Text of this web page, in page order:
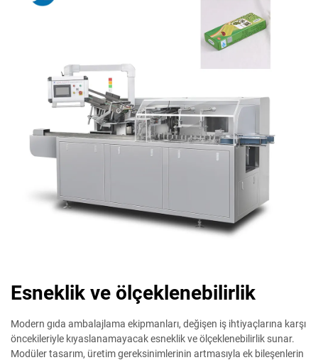
Esneklik ve ölçeklenebilirlik
Modern gıda ambalajlama ekipmanları, değişen iş ihtiyaçlarına karşı
öncekileriyle kıyaslanamayacak esneklik ve ölçeklenebilirlik sunar.
Modüler tasarım, üretim gereksinimlerinin artmasıyla ek bileşenlerin